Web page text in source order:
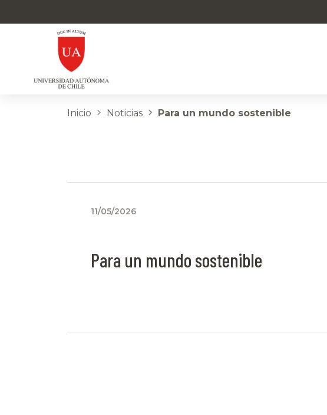
Inicio Noticias Para un mundo sostenible
11/05/2026
Para un mundo sostenible